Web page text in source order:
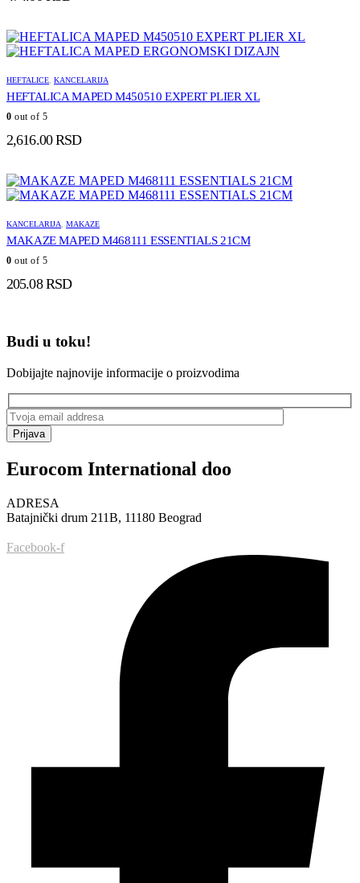
HEFTALICE KANCELARIJA
HEFTALICA MAPED M450510 EXPERT PLIER XL
0 out of 5
2,616.00RSD
KANCELARIJA MAKAZE
MAKAZE MAPED M468111 ESSENTIALS 21CM
0 out of 5
205.08RSD
Budi u toku!
Dobijajte najnovije informacije o proizvodima
Prijava
Eurocom International doo
ADRESA
Batajnički drum 211B, 11180 Beograd
Facebook-f